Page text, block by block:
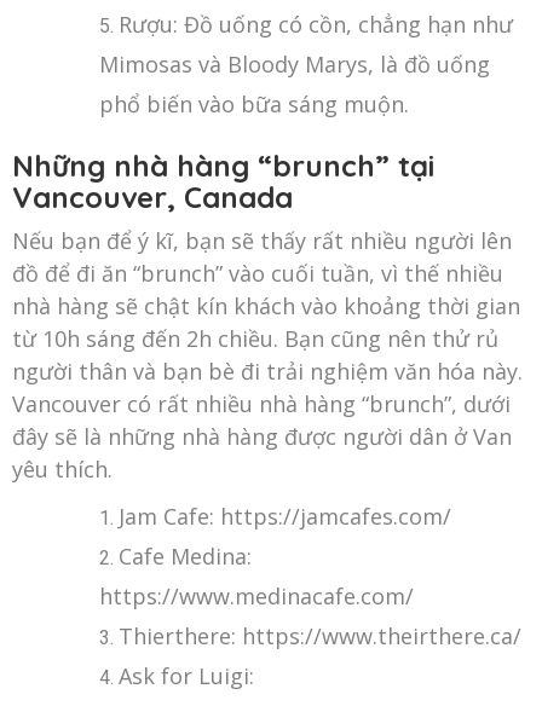
Rượu: Đồ uống có cồn, chẳng hạn như
Mimosas và Bloody Marys, là đồ uống
phổ biến vào bữa sáng muộn.
Những nhà hàng “brunch” tại
Vancouver, Canada
Nếu bạn để ý kĩ, bạn sẽ thấy rất nhiều người lên
đồ để đi ăn “brunch” vào cuối tuần, vì thế nhiều
nhà hàng sẽ chật kín khách vào khoảng thời gian
từ 10h sáng đến 2h chiều. Bạn cũng nên thử rủ
người thân và bạn bè đi trải nghiệm văn hóa này.
Vancouver có rất nhiều nhà hàng “brunch”, dưới
đây sẽ là những nhà hàng được người dân ở Van
yêu thích.
Jam Cafe: https://jamcafes.com/
Cafe Medina:
https://www.medinacafe.com/
Thierthere: https://www.theirthere.ca/
Ask for Luigi: